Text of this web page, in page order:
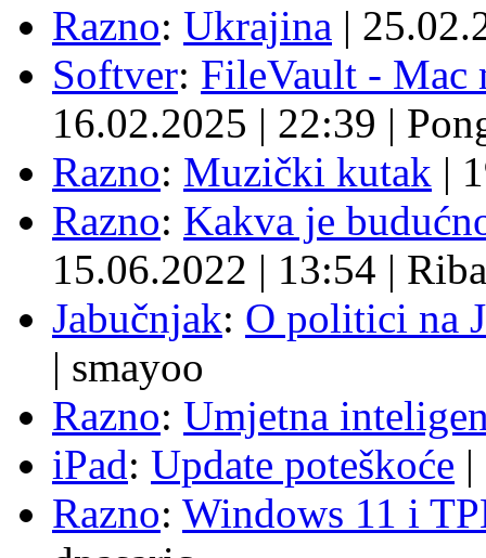
Razno: Ukrajina |
Softver: FileVault - Mac
16.02.2025 | 22:39 |
Razno: Muzički kutak |
Razno: Kakva je
15.06.2022 | 13:54 | Riba
Jabučnjak: O politici na
| smayoo
Razno: Umjetna
iPad: Update poteškoće |
Razno: Windows 11 i